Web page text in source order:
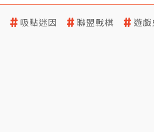
吸點迷因 聯盟戰棋 遊